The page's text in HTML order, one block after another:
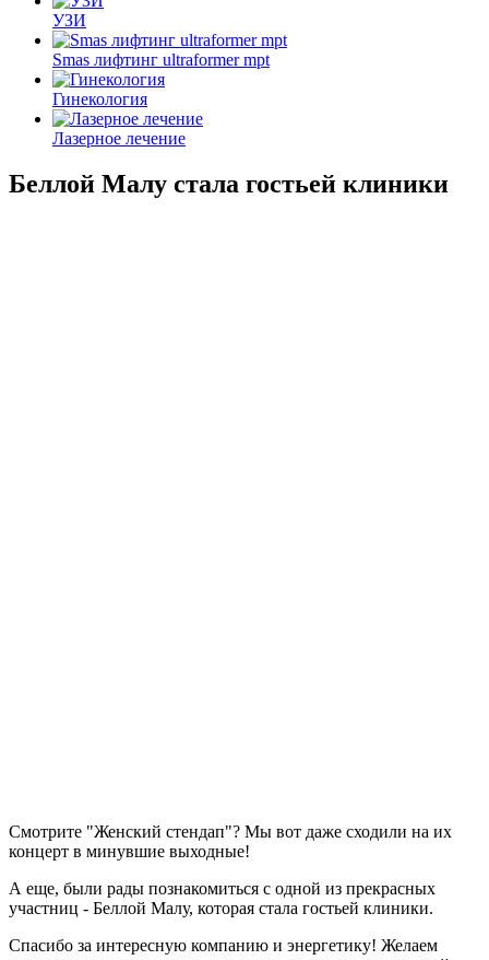
УЗИ
Smas лифтинг ultraformer mpt
Гинекология
Лазерное лечение
Беллой Малу стала гостьей клиники
Смотрите "Женский стендап"? Мы вот даже сходили на их
концерт в минувшие выходные!
А еще, были рады познакомиться с одной из прекрасных
участниц - Беллой Малу, которая стала гостьей клиники.
Спасибо за интересную компанию и энергетику! Желаем